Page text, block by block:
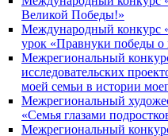
Великой Победы!»
Международный конкурс
урок «Правнуки победы о
Межрегиональный
исследовательских
моей семьи в истории
Межрегиональный
«Семья глазами
Межрегиональный